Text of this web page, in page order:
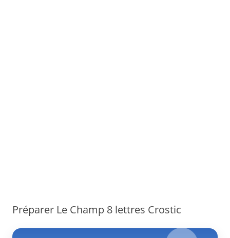
Préparer Le Champ 8 lettres Crostic